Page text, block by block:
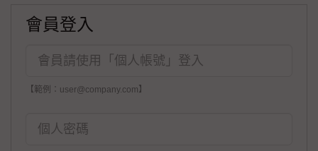
會員登入
【範例：user@company.com】